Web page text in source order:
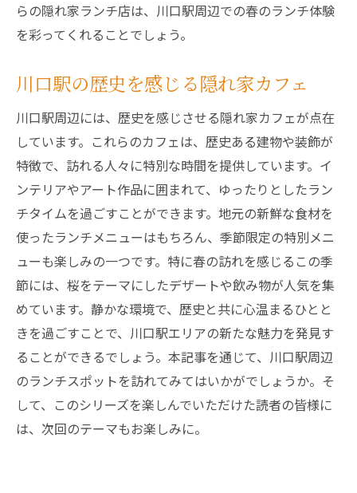
らの隠れ家ランチ店は、川口駅周辺での春のランチ体験
を彩ってくれることでしょう。
川口駅の歴史を感じる隠れ家カフェ
川口駅周辺には、歴史を感じさせる隠れ家カフェが点在
しています。これらのカフェは、歴史ある建物や装飾が
特徴で、訪れる人々に特別な時間を提供しています。イ
ンテリアやアート作品に囲まれて、ゆったりとしたラン
チタイムを過ごすことができます。地元の新鮮な食材を
使ったランチメニューはもちろん、季節限定の特別メニ
ューも楽しみの一つです。特に春の訪れを感じるこの季
節には、桜をテーマにしたデザートや飲み物が人気を集
めています。静かな環境で、歴史と共に心温まるひとと
きを過ごすことで、川口駅エリアの新たな魅力を発見す
ることができるでしょう。本記事を通じて、川口駅周辺
のランチスポットを訪れてみてはいかがでしょうか。そ
して、このシリーズを楽しんでいただけた読者の皆様に
は、次回のテーマもお楽しみに。